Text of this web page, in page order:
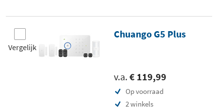
Vergelijk
Chuango G5 Plus
v.a. € 119,99
Op voorraad
2 winkels